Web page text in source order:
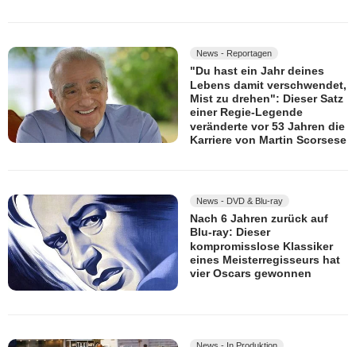
News - Reportagen
"Du hast ein Jahr deines
Lebens damit verschwendet,
Mist zu drehen": Dieser Satz
einer Regie-Legende
veränderte vor 53 Jahren die
Karriere von Martin Scorsese
News - DVD & Blu-ray
Nach 6 Jahren zurück auf
Blu-ray: Dieser
kompromisslose Klassiker
eines Meisterregisseurs hat
vier Oscars gewonnen
News - In Produktion